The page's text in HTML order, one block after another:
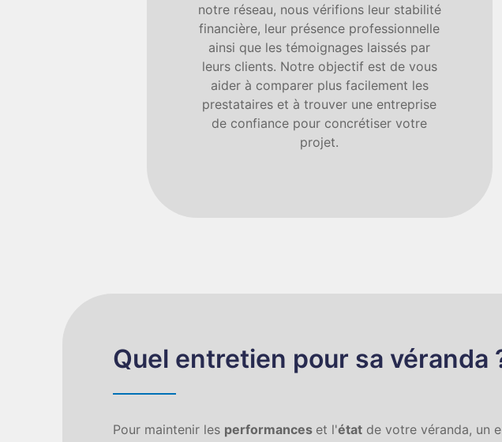
notre réseau, nous vérifions leur stabilité
financière, leur présence professionnelle
ainsi que les témoignages laissés par
leurs clients. Notre objectif est de vous
aider à comparer plus facilement les
prestataires et à trouver une entreprise
de confiance pour concrétiser votre
projet.
Quel entretien pour sa véranda
Pour maintenir les performances et l'état de votre véranda, un